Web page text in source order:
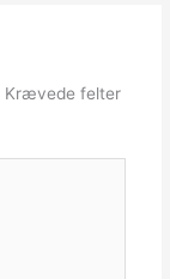
Krævede felter